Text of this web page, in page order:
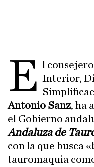
E l
Interior,
Antonio Sanz, ha
el Gobierno
Andaluza de
con la que busca
tauromaquia